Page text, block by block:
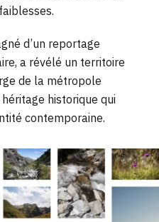
d’un reportage
a révélé un territoire
de la métropole
historique qui
contemporaine.